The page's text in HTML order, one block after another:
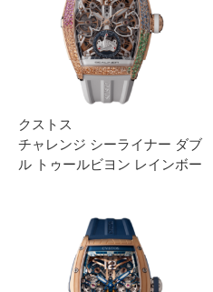
クストス
チャレンジ シーライナー ダブ
ル トゥールビヨン レインボー